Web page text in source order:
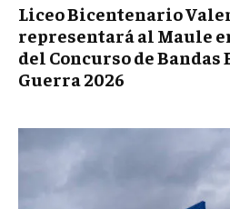
Liceo Bicentenario
representará al Maule
del Concurso de Bandas
Guerra 2026